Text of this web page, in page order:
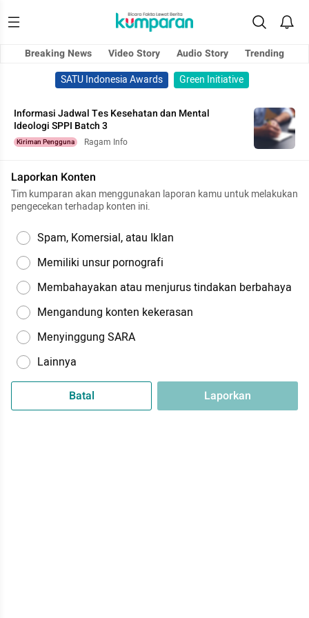
Breaking News Video Story Audio Story
Trending
SATU Indonesia Awards
Green Initiative
Informasi Jadwal Tes Kesehatan dan Mental
Ideologi SPPI Batch 3
Kiriman Pengguna Ragam Info
Laporkan Konten
Tim kumparan akan menggunakan laporan kamu untuk melakukan
pengecekan terhadap konten ini.
Spam, Komersial, atau Iklan
Memiliki unsur pornografi
Membahayakan atau menjurus tindakan berbahaya
Mengandung konten kekerasan
Menyinggung SARA
Lainnya
Batal Laporkan